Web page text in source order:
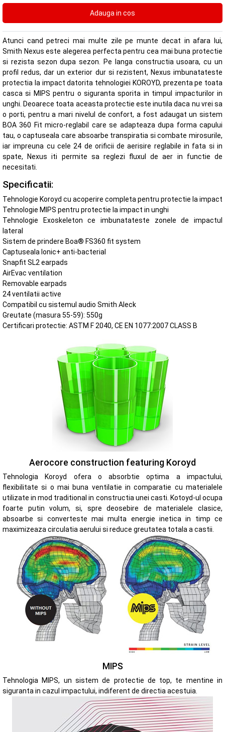
Atunci cand petreci mai multe zile pe munte decat in afara lui,
Smith Nexus este alegerea perfecta pentru cea mai buna protectie
si rezista sezon dupa sezon. Pe langa constructia usoara, cu un
profil redus, dar un exterior dur si rezistent, Nexus imbunatateste
protectia la impact datorita tehnologiei KOROYD, prezenta pe toata
casca si MIPS pentru o siguranta sporita in timpul impacturilor in
unghi. Deoarece toata aceasta protectie este inutila daca nu vrei sa
o porti, pentru a mari nivelul de confort, a fost adaugat un sistem
BOA 360 Fit micro-reglabil care se adapteaza dupa forma capului
tau, o captuseala care absoarbe transpiratia si combate mirosurile,
iar impreuna cu cele 24 de orificii de aerisire reglabile in fata si in
spate, Nexus iti permite sa reglezi fluxul de aer in functie de
necesitati.
Specificatii:
Tehnologie Koroyd cu acoperire completa pentru protectie la impact
Tehnologie MIPS pentru protectie la impact in unghi
Tehnologie Exoskeleton ce imbunatateste zonele de impactul
lateral
Sistem de prindere Boa® FS360 fit system
Captuseala Ionic+ anti-bacterial
Snapfit SL2 earpads
AirEvac ventilation
Removable earpads
24 ventilatii active
Compatibil cu sistemul audio Smith Aleck
Greutate (masura 55-59): 550g
Certificari protectie: ASTM F 2040, CE EN 1077:2007 CLASS B
Aerocore construction featuring Koroyd
Tehnologia Koroyd ofera o absorbtie optima a impactului,
flexibilitate si o mai buna ventilatie in comparatie cu materialele
utilizate in mod traditional in constructia unei casti. Kotoyd-ul ocupa
foarte putin volum, si, spre deosebire de materialele clasice,
absoarbe si converteste mai multa energie inetica in timp ce
maximizeaza circulatia aerului si reduce greutatea totala a castii.
MIPS
Tehnologia MIPS, un sistem de protectie de top, te mentine in
siguranta in cazul impactului, indiferent de directia acestuia.